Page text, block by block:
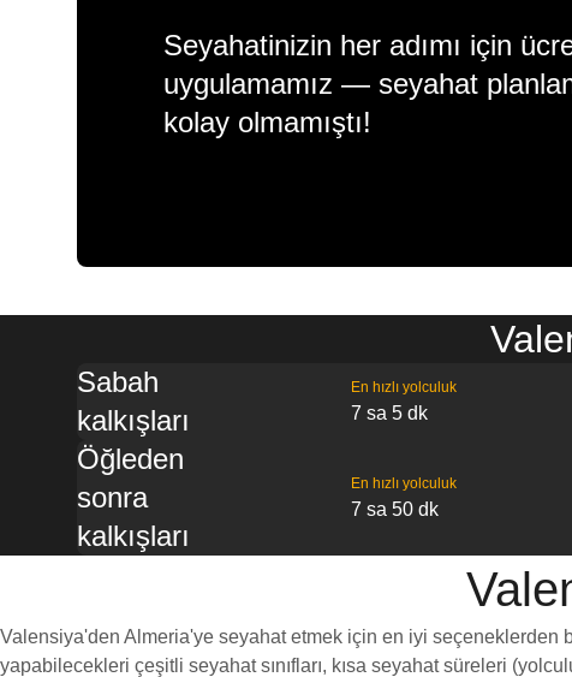
Seyahatinizin her adımı için
uygulamamız — seyahat
kolay olmamıştı!
Sabah
kalkışları
En hızlı yolculuk
7 sa 5 dk
Öğleden
sonra
kalkışları
En hızlı yolculuk
7 sa 50 dk
Valensiya'den Almeria'ye seyahat etmek için en iyi seçeneklerden
yapabilecekleri çeşitli seyahat sınıfları, kısa seyahat süreleri